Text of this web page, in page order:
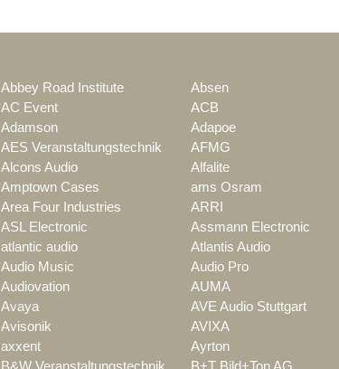
Abbey Road Institute
Absen
AC Event
ACB
Adamson
Adapoe
AES Veranstaltungstechnik
AFMG
Alcons Audio
Alfalite
Amptown Cases
ams Osram
Area Four Industries
ARRI
ASL Electronic
Assmann Electronic
atlantic audio
Atlantis Audio
Audio Music
Audio Pro
Audiovation
AUMA
Avaya
AVE Audio Stuttgart
Avisonik
AVIXA
axxent
Ayrton